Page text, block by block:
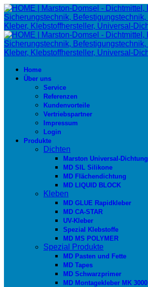
Home
Über uns
Service
Referenzen
Kundenvorteile
Vertriebspartner
Impressum
Login
Produkte
Dichten
Marston Universal-Dichtung
MD SIL Silikone
MD Flächendichtung
MD LIQUID BLOCK
Kleben
MD GLUE Rapidkleber
MD CA-STAR
UV-Kleber
Spezial Klebstoffe
MD MS POLYMER
Spezial Produkte
MD Pasten und Fette
MD Tapes
MD Schwarzprimer
MD Montagekleber MK 3000